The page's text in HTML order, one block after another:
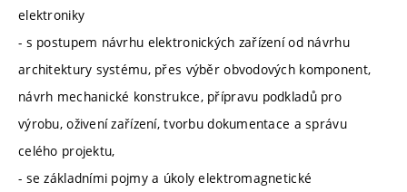
elektroniky
- s postupem návrhu elektronických zařízení od návrhu
architektury systému, přes výběr obvodových komponent,
návrh mechanické konstrukce, přípravu podkladů pro
výrobu, oživení zařízení, tvorbu dokumentace a správu
celého projektu,
- se základními pojmy a úkoly elektromagnetické